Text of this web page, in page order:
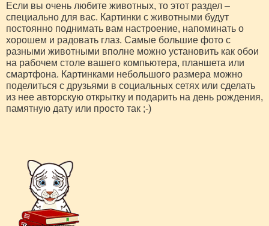
Если вы очень любите животных, то этот раздел –
специально для вас. Картинки с животными будут
постоянно поднимать вам настроение, напоминать о
хорошем и радовать глаз. Самые большие фото с
разными животными вполне можно установить как обои
на рабочем столе вашего компьютера, планшета или
смартфона. Картинками небольшого размера можно
поделиться с друзьями в социальных сетях или сделать
из нее авторскую открытку и подарить на день рождения,
памятную дату или просто так ;-)